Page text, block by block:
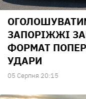
ЗАПОРІЖЖІ
ФОРМАТ
УДАРИ
05 Серпня 20:15